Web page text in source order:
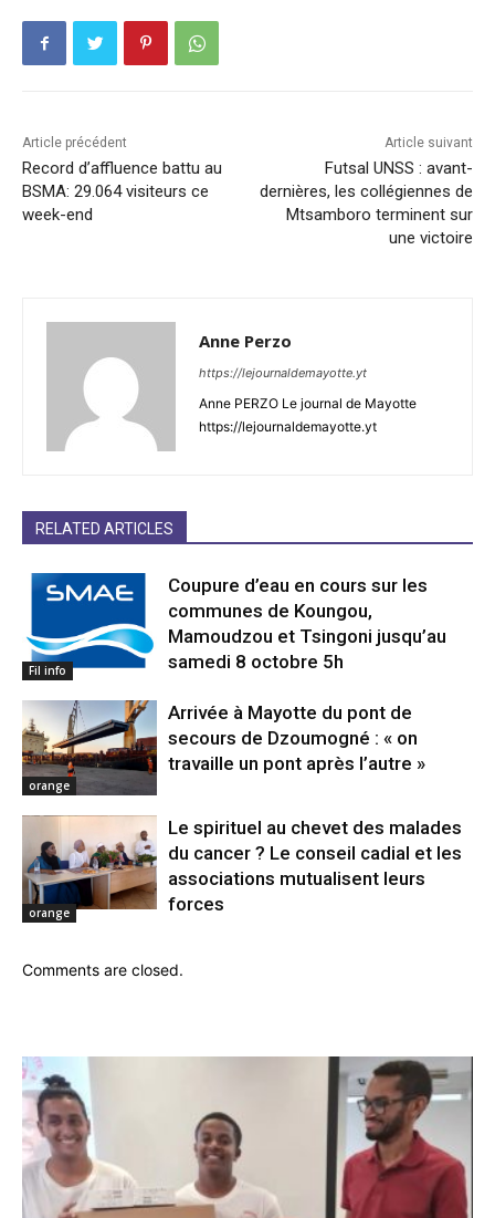
Article précédent
Record d’affluence battu au
BSMA: 29.064 visiteurs ce
week-end
Article suivant
Futsal UNSS : avant-
dernières, les collégiennes de
Mtsamboro terminent sur
une victoire
Anne Perzo
https://lejournaldemayotte.yt
Anne PERZO Le journal de Mayotte
https://lejournaldemayotte.yt
RELATED ARTICLES
Fil info
Coupure d’eau en cours sur les
communes de Koungou,
Mamoudzou et Tsingoni jusqu’au
samedi 8 octobre 5h
orange
Arrivée à Mayotte du pont de
secours de Dzoumogné : « on
travaille un pont après l’autre »
orange
Le spirituel au chevet des malades
du cancer ? Le conseil cadial et les
associations mutualisent leurs
forces
Comments are closed.